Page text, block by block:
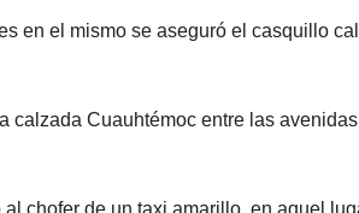
en el mismo se aseguró el casquillo
calzada Cuauhtémoc entre las avenidas
chofer de un taxi amarillo en aquel